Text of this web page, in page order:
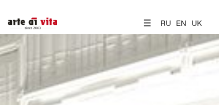
RU EN UK